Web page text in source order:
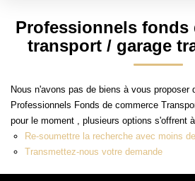
Ventes
Locations
ALERTE MAIL
Sélectionnez...
Type de bien
Créer une alerte
Professionnels fonds
transport / garage
Nous n'avons pas de biens à vous proposer
Professionnels Fonds de commerce
pour le moment , plusieurs options s'offrent
Re-soumettre la recherche avec moins
Transmettez-nous votre demande